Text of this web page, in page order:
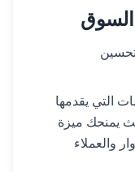
التي يقدمها
يمنحك ميزة
والعملاء